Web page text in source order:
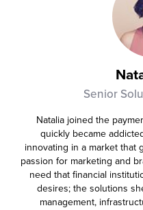
Senior
Natalia joined the
quickly became
innovating in a market that
passion for marketing and
need that financial
desires; the solutions
management,